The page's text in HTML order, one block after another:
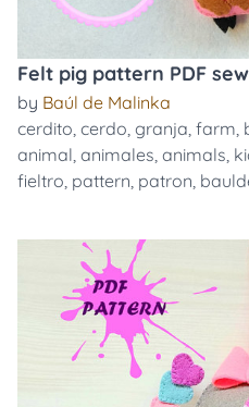
Felt pig pattern PDF
by Baúl de Malinka
cerdito, cerdo, granja, farm,
animal, animales, animals,
fieltro, pattern, patron,